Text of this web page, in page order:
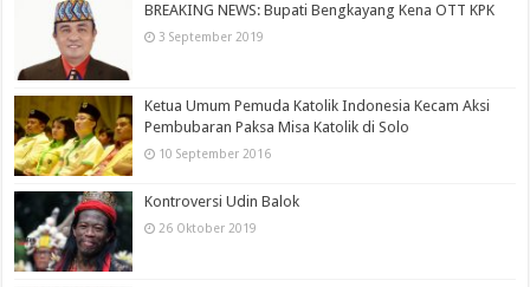
BREAKING NEWS: Bupati Bengkayang Kena OTT KPK
3 September 2019
Ketua Umum Pemuda Katolik Indonesia Kecam Aksi
Pembubaran Paksa Misa Katolik di Solo
10 September 2016
Kontroversi Udin Balok
26 Oktober 2019